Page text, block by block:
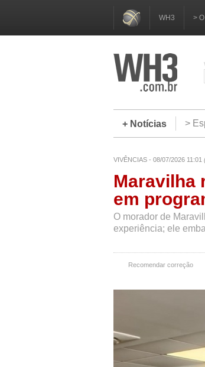
WH3 >
+ Notícias
>
VIVÊNCIAS - 08/07/2026 11:01
Maravilha
em
O morador de
experiência; ele
Recomendar correção